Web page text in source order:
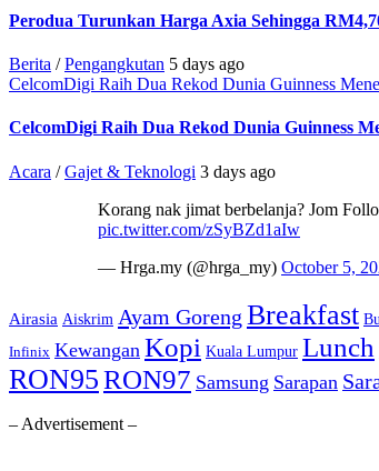
Perodua Turunkan Harga Axia Sehingga
Berita /Pengangkutan 5 days ago
CelcomDigi Raih Dua Rekod Dunia Guinness
CelcomDigi Raih Dua Rekod Dunia Guinness
Acara /Gajet & Teknologi 3 days ago
Korang nak jimat berbelanja? Jom
pic.twitter.com/zSyBZd1aIw
— Hrga.my (@hrga_my) October 5,
Airasia Aiskrim Ayam Goreng Breakfast
Infinix Kewangan Kopi Kuala Lumpur Lunch
RON95RON97 Samsung Sarapan
– Advertisement –